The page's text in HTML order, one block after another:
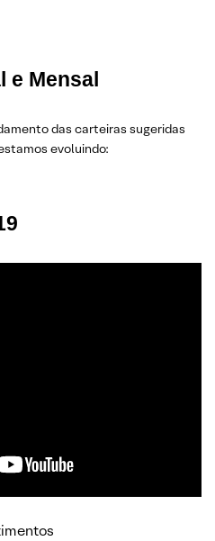
e Mensal
das carteiras sugeridas
evoluindo: